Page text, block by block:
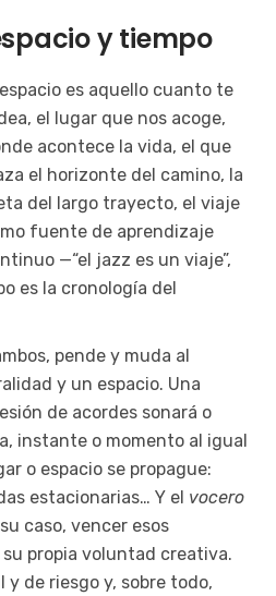
y tiempo
es aquello cuanto te
el lugar que nos acoge,
acontece la vida, el que
el horizonte del camino, la
del largo trayecto, el viaje
fuente de aprendizaje
—“el jazz es un viaje”,
es la cronología del
pende y muda al
y un espacio. Una
de acordes sonará o
instante o momento al igual
o espacio se propague:
estacionarias… Y el vocero
caso, vencer esos
propia voluntad creativa.
de riesgo y, sobre todo,